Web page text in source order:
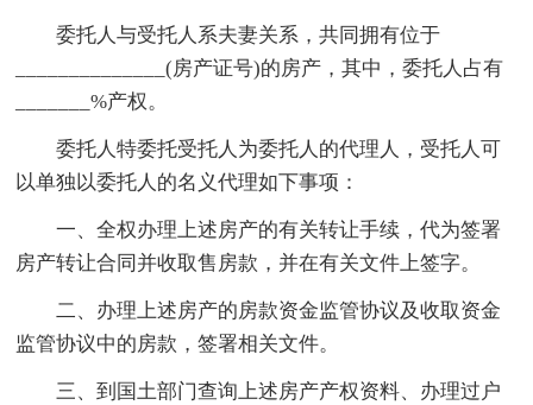
委托人与受托人系夫妻关系，共同拥有位于
______________(房产证号)的房产，其中，委托人占有
_______%产权。
委托人特委托受托人为委托人的代理人，受托人可
以单独以委托人的名义代理如下事项：
一、全权办理上述房产的有关转让手续，代为签署
房产转让合同并收取售房款，并在有关文件上签字。
二、办理上述房产的房款资金监管协议及收取资金
监管协议中的房款，签署相关文件。
三、到国土部门查询上述房产产权资料、办理过户